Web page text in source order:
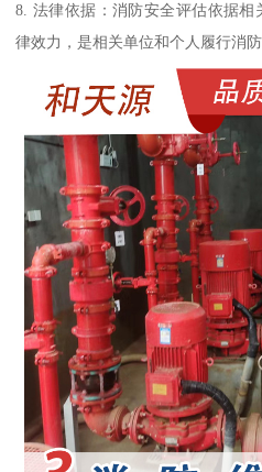
8. 法律依据：消防安全评估依据
律效力，是相关单位和个人履行消